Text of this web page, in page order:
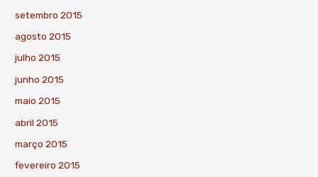
setembro 2015
agosto 2015
julho 2015
junho 2015
maio 2015
abril 2015
março 2015
fevereiro 2015